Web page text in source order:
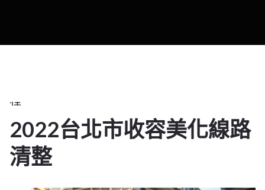
17
1 月 2025
程
2022台北市收容美化線路
清整